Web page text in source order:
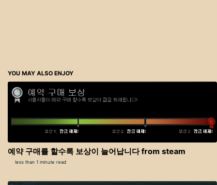
YOU MAY ALSO ENJOY
예약 구매를 할수록 보상이 늘어납니다 from steam
less than 1 minute read